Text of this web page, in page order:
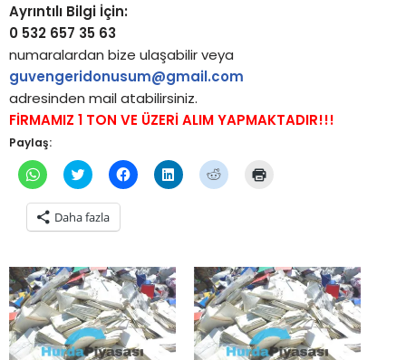
Ayrıntılı Bilgi İçin:
0 532 657 35 63
numaralardan bize ulaşabilir veya
guvengeridonusum@gmail.com
adresinden mail atabilirsiniz.
FİRMAMIZ 1 TON VE ÜZERİ ALIM YAPMAKTADIR!!!
Paylaş:
WhatsApp'ta
paylaşmak
tıklayın
(Yeni
pencerede
Twitter
üzerinde
için
tıklayın
(Yeni
Facebook'ta
paylaşmak
Linkedln
üzerinden
Reddit
üzerinde
Daha fazla